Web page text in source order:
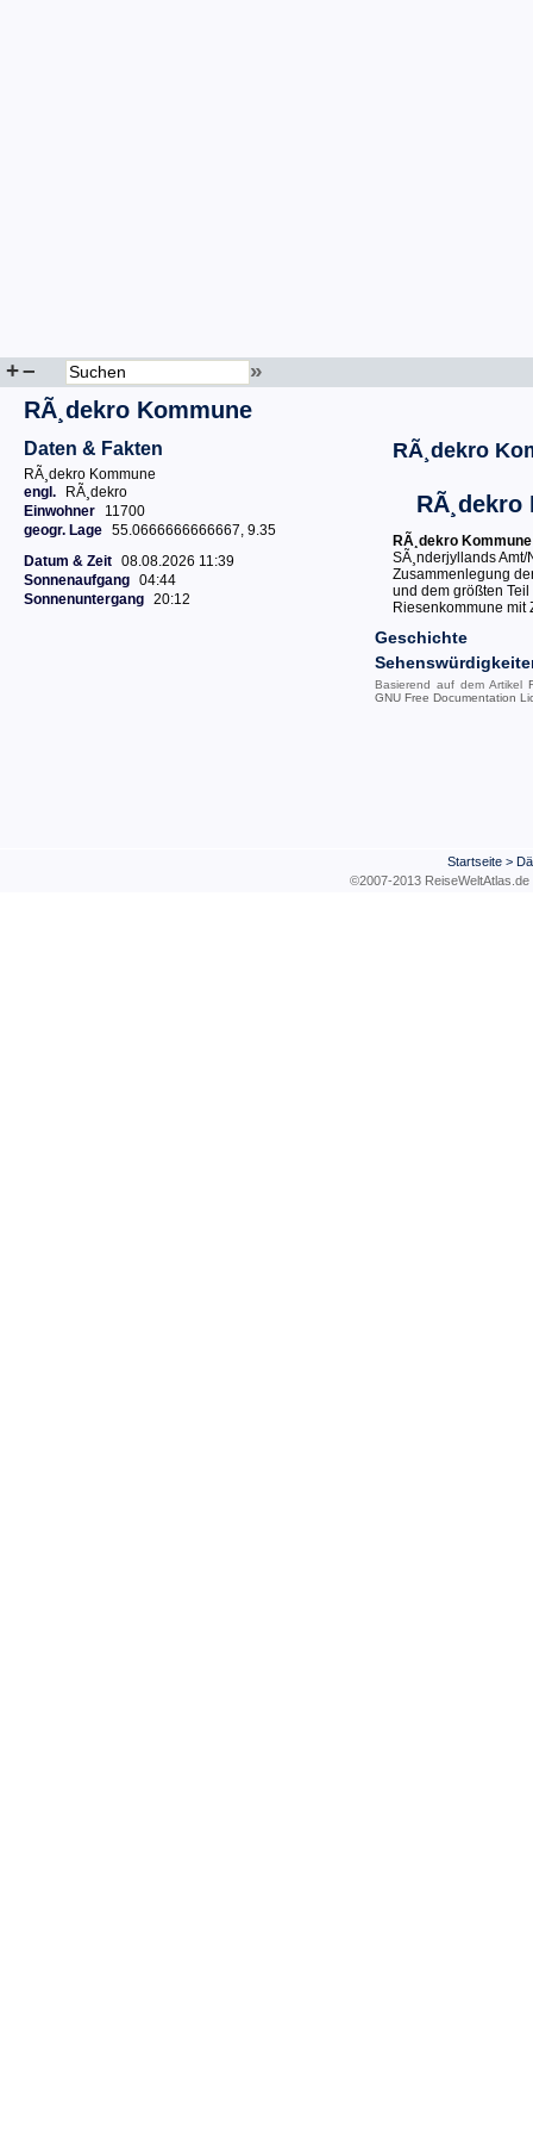
+– »
RÃ¸dekro Kommune
Daten & Fakten
RÃ¸dekro Kommune
engl.
RÃ¸dekro
Einwohner
11700
geogr. Lage 55.0666666666667, 9.35
Datum & Zeit 08.08.2026 11:39
Sonnenaufgang 04:44
Sonnenuntergang 20:12
RÃ¸dekro
RÃ¸dekro Kommune
SÃ¸nderjyllands
Zusammenlegung
und dem größten
Riesenkommune mit
Geschichte
Basierend auf dem Artikel
GNU Free Documentation
Startseite>
©2007-2013